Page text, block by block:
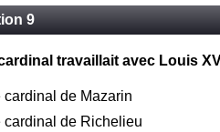
9
travaillait avec Louis
cardinal de Mazarin
cardinal de Richelieu